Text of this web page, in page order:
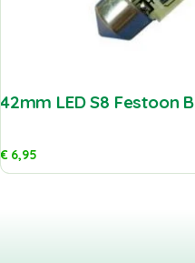
42mm LED S8 Festoon
€6,95